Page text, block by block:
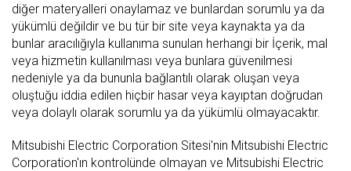
diğer materyalleri onaylamaz ve bunlardan sorumlu ya da
yükümlü değildir ve bu tür bir site veya kaynakta ya da
bunlar aracılığıyla kullanıma sunulan herhangi bir İçerik, mal
veya hizmetin kullanılması veya bunlara güvenilmesi
nedeniyle ya da bununla bağlantılı olarak oluşan veya
oluştuğu iddia edilen hiçbir hasar veya kayıptan doğrudan
veya dolaylı olarak sorumlu ya da yükümlü olmayacaktır.
Mitsubishi Electric Corporation Sitesi'nin Mitsubishi Electric
Corporation'ın kontrolünde olmayan ve Mitsubishi Electric